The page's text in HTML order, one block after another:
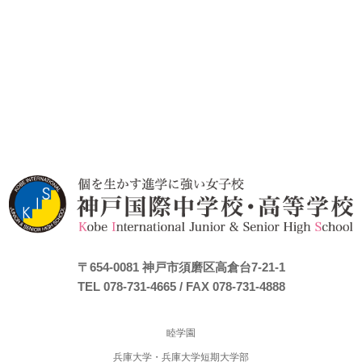
〒654-0081 神戸市須磨区高倉台7-21-1
TEL 078-731-4665/ FAX 078-731-4888
睦学園
兵庫大学・兵庫大学短期大学部